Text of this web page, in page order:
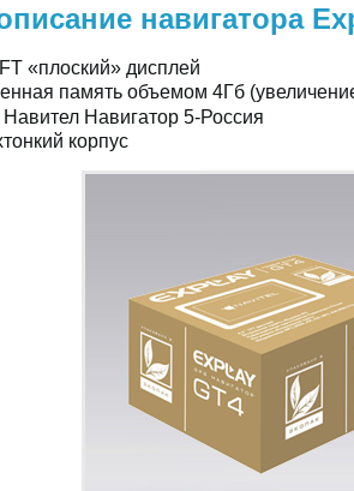
навигатора
«плоский» дисплей
память объемом 4Гб
Навител Навигатор 5-Россия
корпус